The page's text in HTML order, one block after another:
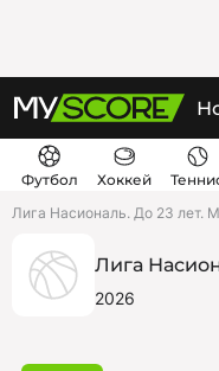
Футбол Хоккей
Лига Насиональ. До 23 лет.
Лига
2026